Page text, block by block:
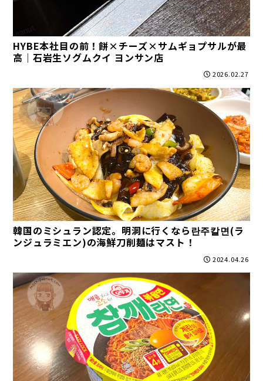
HYBE本社目の前！餅×チーズ×サムギョプサルが最
高｜石岩生ソグムクイ ヨンサン店
2026.02.27
韓国のミシュラン認定。明洞に行くなら란주칼면(ラ
ンジュラミエン)の海鮮刀削麺はマスト！
2024.04.26